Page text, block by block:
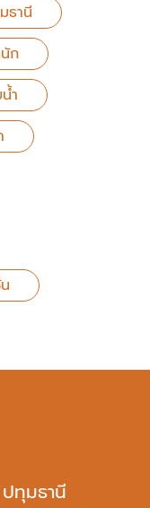
ธานี
ก
า
ปทุมธานี